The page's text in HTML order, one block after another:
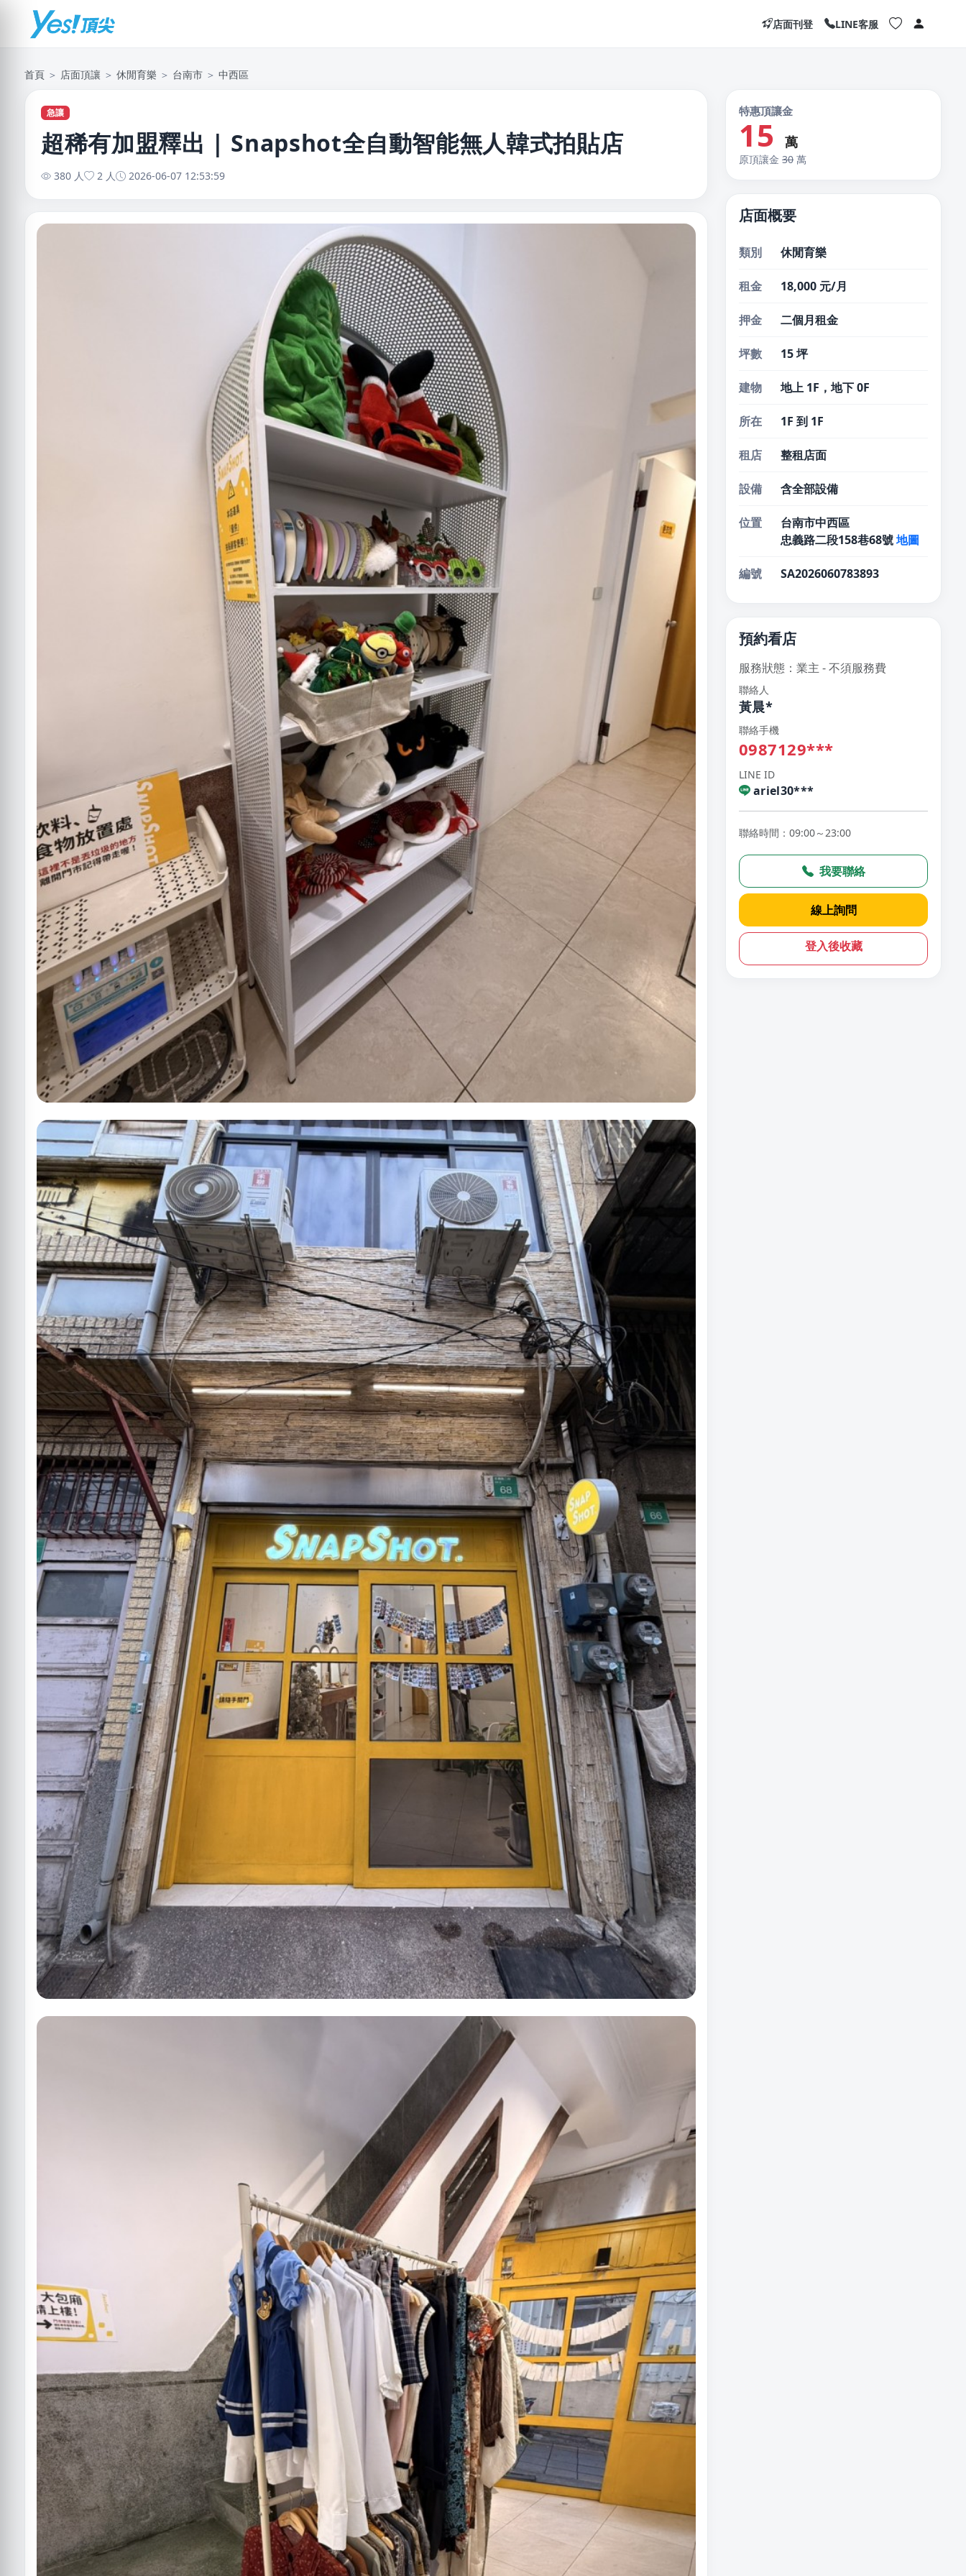
店面刊登 LINE客服
首頁 ＞ 店面頂讓 ＞ 休閒育樂 ＞ 台南市 ＞ 中西區
急讓
超稀有加盟釋出 | Snapshot全自動智能無人韓式拍貼店
380 人 2 人 2026-06-07 12:53:59
特惠頂讓金
15 萬
原頂讓金 30 萬
店面概要
類別 休閒育樂
租金 18,000 元/月
押金 二個月租金
坪數 15 坪
建物 地上 1F，地下 0F
所在 1F 到 1F
租店 整租店面
設備 含全部設備
位置
台南市中西區
忠義路二段158巷68號地圖
編號 SA2026060783893
預約看店
服務狀態：業主 - 不須服務費
聯絡人
黃晨*
聯絡手機
0987129***
LINE ID
ariel30***
聯絡時間：09:00～23:00
我要聯絡
線上詢問
登入後收藏